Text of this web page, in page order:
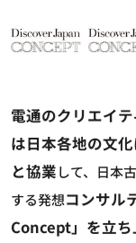
電通のクリエイ
は日本各地の文
と協業して、日本
する発想コンサル
Concept」を立